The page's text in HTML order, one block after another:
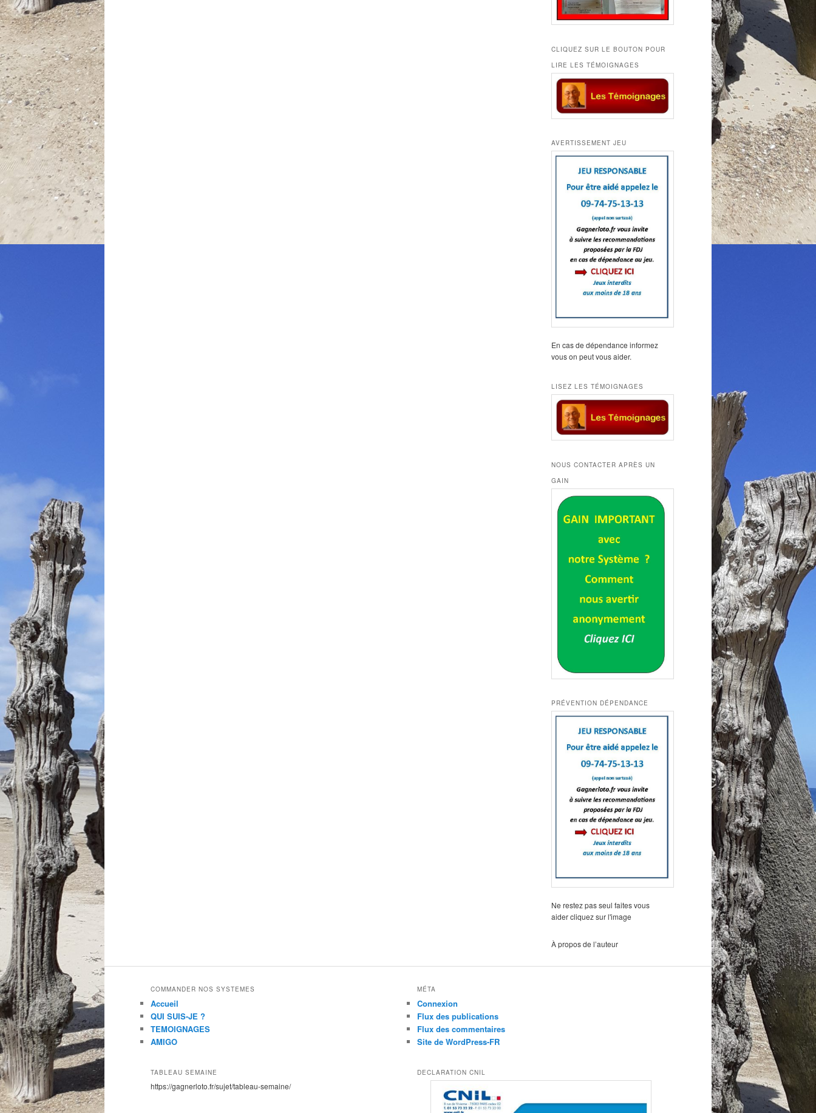
CLIQUEZ SUR LE BOUTON POUR
LIRE LES TÉMOIGNAGES
AVERTISSEMENT JEU
En cas de dépendance informez
vous on peut vous aider.
LISEZ LES TÉMOIGNAGES
NOUS CONTACTER APRÈS UN
GAIN
PRÉVENTION DÉPENDANCE
Ne restez pas seul faites vous
aider cliquez sur l'image
À propos de l’auteur
COMMANDER NOS SYSTEMES
Accueil
QUI SUIS-JE ?
TEMOIGNAGES
AMIGO
TABLEAU SEMAINE
https://gagnerloto.fr/sujet/tableau-semaine/
MÉTA
Connexion
Flux des publications
Flux des commentaires
Site de WordPress-FR
DECLARATION CNIL